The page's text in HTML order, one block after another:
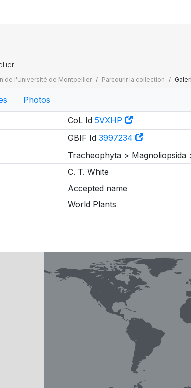
de l'Université de Montpellier Parcourir la collection
Photos
CoL Id 5VXHP
GBIF Id 3997234
Tracheophyta >
C. T. White
Accepted name
World Plants